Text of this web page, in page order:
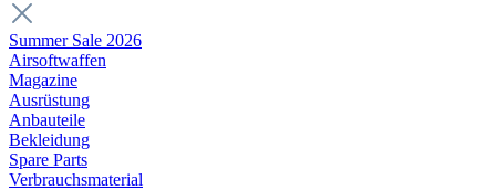
Summer Sale 2026
Airsoftwaffen
Magazine
Ausrüstung
Anbauteile
Bekleidung
Spare Parts
Verbrauchsmaterial